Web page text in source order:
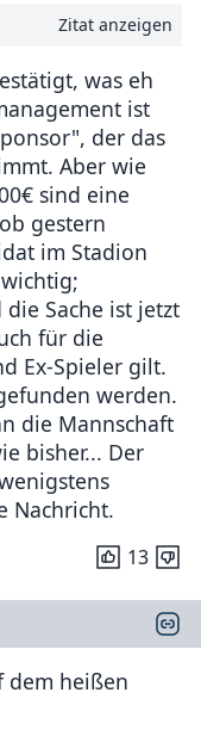
Zitat anzeigen
was eh
ist
der das
Aber wie
sind eine
gestern
im Stadion
Sache ist jetzt
für die
Ex-Spieler gilt.
werden.
die Mannschaft
bisher... Der
Nachricht.
13
dem heißen